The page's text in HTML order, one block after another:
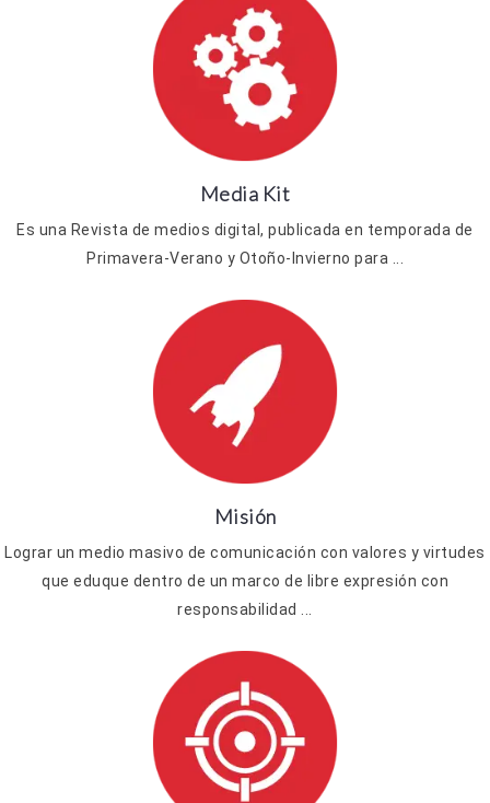
Media Kit
Es una Revista de medios digital, publicada en temporada de
Primavera-Verano y Otoño-Invierno para ...
Misión
Lograr un medio masivo de comunicación con valores y virtudes
que eduque dentro de un marco de libre expresión con
responsabilidad ...